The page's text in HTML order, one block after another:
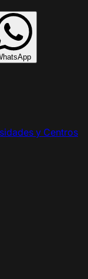
y Centros